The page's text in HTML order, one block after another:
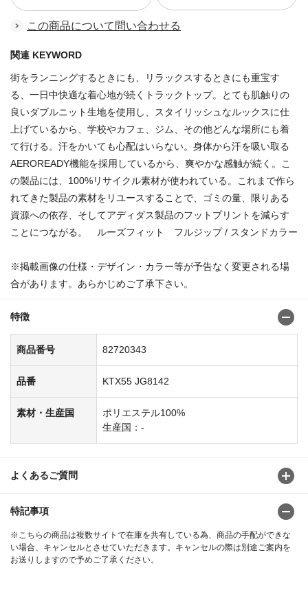
この商品について問い合わせる
関連 KEYWORD
街をランニングするときにも、リラックスするときにも重宝す
る、一日中快適な着心地が続くトラックトップ。とても肌触りの
良いダブルニット生地を使用し、スタイリッシュなルックスに仕
上げているから、学校やカフェ、ジム、その他どんな場所にも着
て行ける。汗をかいても心配はいらない。身体から汗を吸い取る
AEROREADY機能を採用しているから、爽やかな感触が続く。こ
の製品には、100%リサイクル素材が使われている。これまで作ら
れてきた製品の素材をリユースすることで、ゴミの量、限りある
資源への依存、そしてアディダス製品のフットプリントを減らす
ことにつながる。 ルーズフィット フルジップ / スタンドカラー
※掲載画像の仕様・デザイン・カラー等が予告なく変更される場
合があります。あらかじめご了承下さい。
特徴
商品番号 82720343
品番 KTX55 JG8142
素材・生産国
ポリエステル100%
生産国：-
よくあるご質問
特記事項
※こちらの商品は複数サイトで在庫を共有している為、商品の手配ができな
い場合、キャンセルとさせていただきます。キャンセルの際は別途ご案内を
お送りしますので予めご了承ください。